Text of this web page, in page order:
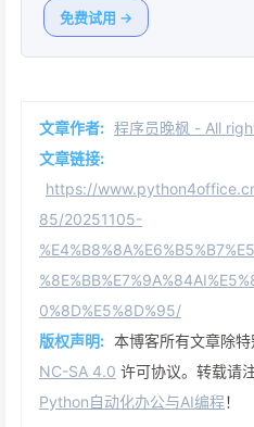
免费试用 →
文章作者: 程序员晚枫 - All
文章链接:
https://
85/20251105-
0%8D%E5%8D%95/
版权声明: 本博客所有文章除
NC-SA 4.0 许可协议。转载请
Python自动化办公与AI编程！